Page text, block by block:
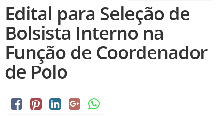
Edital para Seleção de
Bolsista Interno na
Função de Coordenador
de Polo